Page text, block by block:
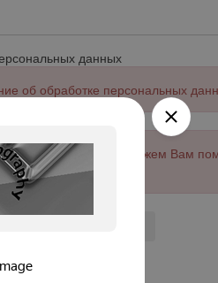
данных
об обработке персональных
и ИП. Мы не сможем Вам